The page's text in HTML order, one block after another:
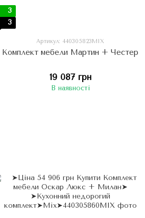
3
3
Артикул: 440305823МIX
Комплект мебели Мартин + Честер
19 087 грн
В наявності